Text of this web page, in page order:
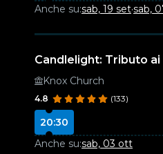
Anche su:sab, 19 set·sab,
Candlelight: Tributo
Knox Church
4.8 (133)
20:30
Anche su:sab, 03 ott